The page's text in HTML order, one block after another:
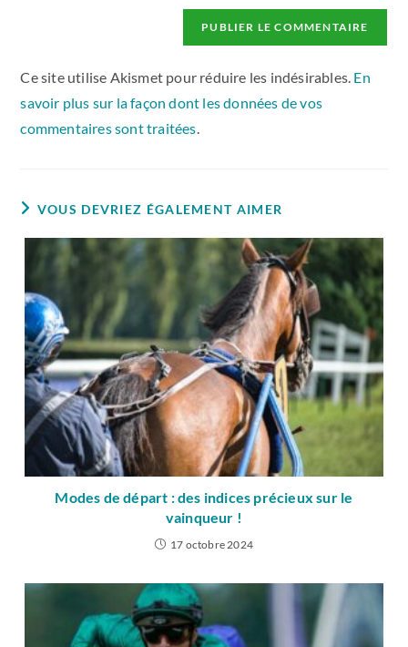
Ce site utilise Akismet pour réduire les indésirables. En
savoir plus sur la façon dont les données de vos
commentaires sont traitées
VOUS DEVRIEZ ÉGALEMENT AIMER
Modes de départ : des indices précieux sur le
vainqueur !
17 octobre 2024